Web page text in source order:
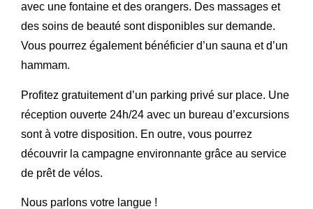
avec une fontaine et des orangers. Des massages et
des soins de beauté sont disponibles sur demande.
Vous pourrez également bénéficier d’un sauna et d’un
hammam.
Profitez gratuitement d’un parking privé sur place. Une
réception ouverte 24h/24 avec un bureau d’excursions
sont à votre disposition. En outre, vous pourrez
découvrir la campagne environnante grâce au service
de prêt de vélos.
Nous parlons votre langue !